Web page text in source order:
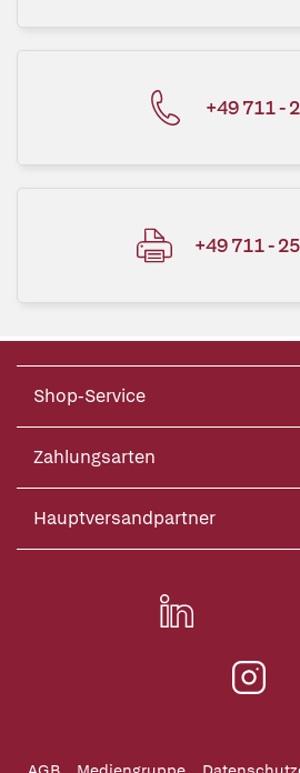
+49 711 -
+49 711 -
Shop-Service
Zahlungsarten
Hauptversandpartner